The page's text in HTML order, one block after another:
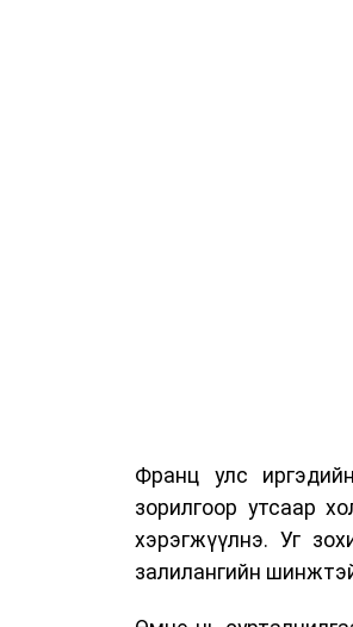
Франц улс
зорилгоор утсаар
хэрэгжүүлнэ. Уг
залилангийн